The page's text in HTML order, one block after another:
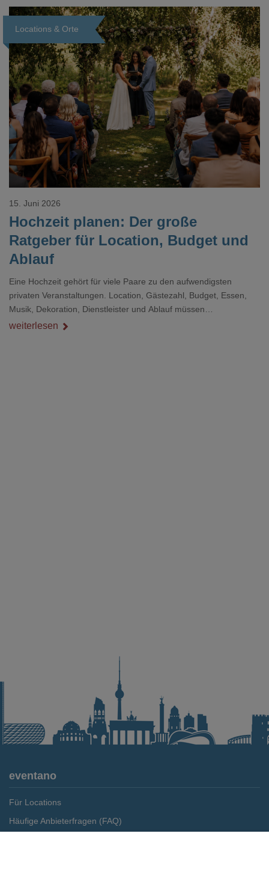
Dokument gesucht hat, kennt das mulmige Gefühl.
Locations & Orte
Loading...
Hochzeit planen: Der große
Ratgeber für Location, Budget und
Ablauf
15. Juni 2026
Eine Hochzeit gehört für viele Paare zu den aufwendigsten
privaten Veranstaltungen. Location, Gästezahl, Budget, Essen,
Musik, Dekoration, Dienstleister und Ablauf müssen
zusammenpassen, damit der Tag gut organisiert ist und trotzdem
weiterlesen
eventano
Für Locations
Häufige Anbieterfragen (FAQ)